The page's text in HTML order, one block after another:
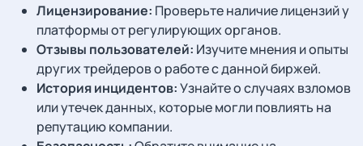
Лицензирование: Проверьте наличие лицензий у
платформы от регулирующих органов.
Отзывы пользователей: Изучите мнения и опыты
других трейдеров о работе с данной биржей.
История инцидентов:Узнайте о случаях взломов
или утечек данных, которые могли повлиять на
репутацию компании.